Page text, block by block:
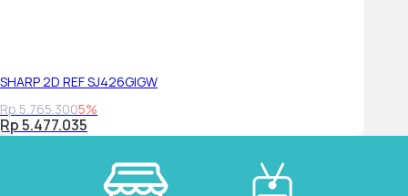
SHARP 2D REF SJ426GIGW
Rp 5.765.3005%
Rp 5.477.035